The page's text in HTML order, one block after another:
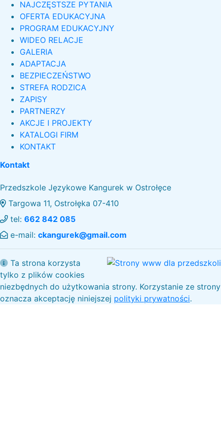
NAJCZĘSTSZE PYTANIA
OFERTA EDUKACYJNA
PROGRAM EDUKACYJNY
WIDEO RELACJE
GALERIA
ADAPTACJA
BEZPIECZEŃSTWO
STREFA RODZICA
ZAPISY
PARTNERZY
AKCJE I PROJEKTY
KATALOGI FIRM
KONTAKT
Kontakt
Przedszkole Językowe Kangurek w Ostrołęce
Targowa 11, Ostrołęka 07-410
tel: 662 842 085
e-mail: ckangurek@gmail.com
Ta strona korzysta
tylko z plików cookies
niezbędnych do użytkowania strony. Korzystanie ze strony
oznacza akceptację niniejszej polityki prywatności.